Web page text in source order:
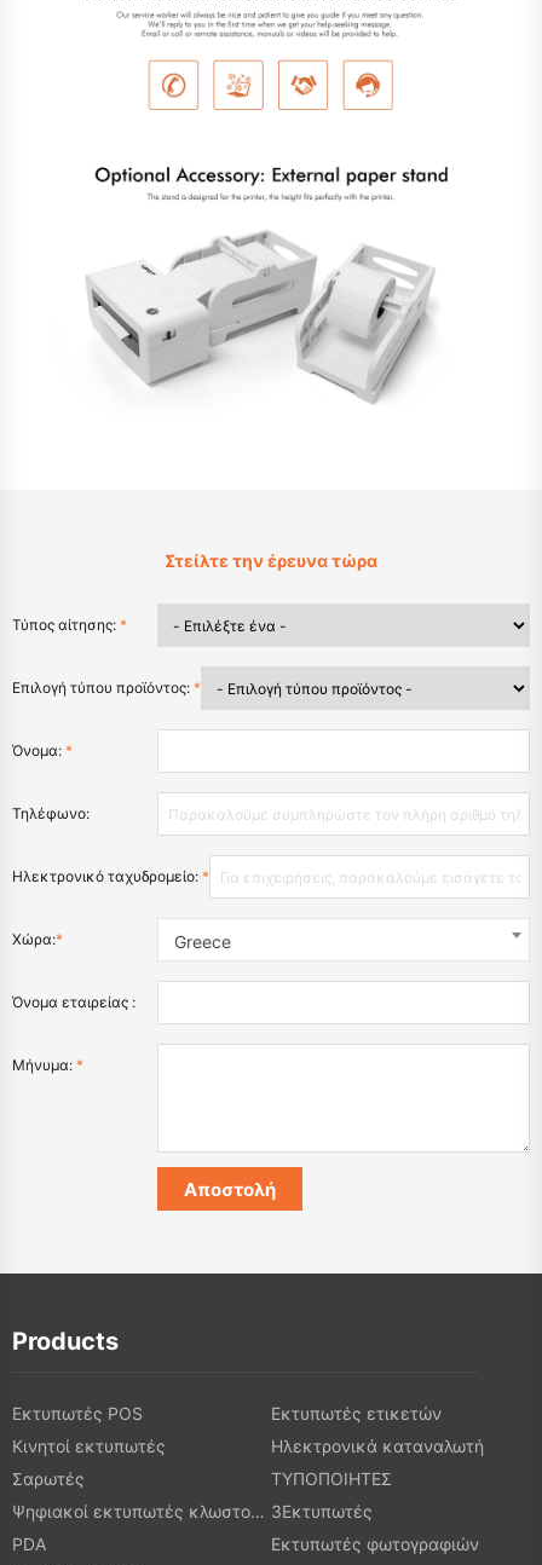
Στείλτε την έρευνα τώρα
Τύπος αίτησης: *
Επιλογή τύπου προϊόντος: *
Όνομα: *
Τηλέφωνο:
Ηλεκτρονικό ταχυδρομείο: *
Χώρα:* Greece
Όνομα εταιρείας :
Μήνυμα: *
Products
Εκτυπωτές POS
Εκτυπωτές ετικετών
Κινητοί εκτυπωτές
Ηλεκτρονικά καταναλωτή
Σαρωτές
ΤΥΠΟΠΟΙΗΤΕΣ
Ψηφιακοί εκτυπωτές κλωστοϋφαντουργικών προϊόντων 3Εκτυπωτές
PDA
Εκτυπωτές φωτογραφιών